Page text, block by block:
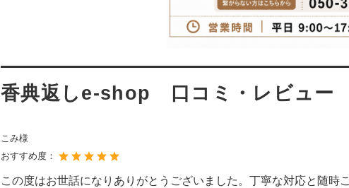
香典返しe-shop 口コミ・レビュー
こみ様
おすすめ度：
この度はお世話になりありがとうございました。丁寧な対応と随時